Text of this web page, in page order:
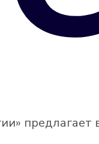
предлагает